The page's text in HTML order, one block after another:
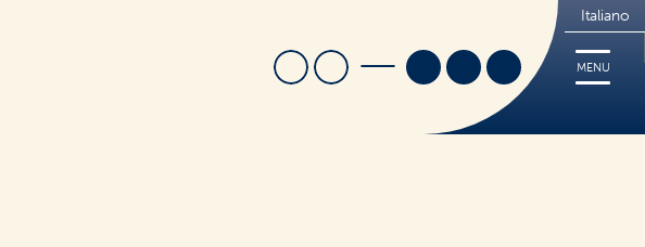
MENU
Italiano
CercaTrova Negozio